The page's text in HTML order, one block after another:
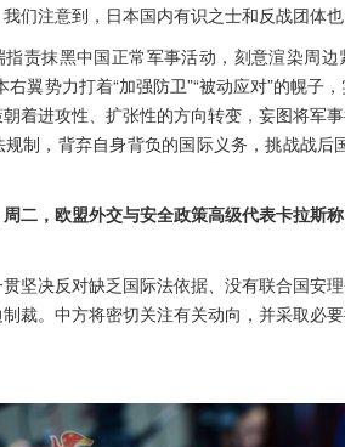
们注意到，日本国内有识之士和反战团体
指责抹黑中国正常军事活动，刻意渲染周
右翼势力打着“加强防卫”“被动应对”的幌
着进攻性、扩张性的方向转变，妄图将军
制，背弃自身背负的国际义务，挑战战
二，欧盟外交与安全政策高级代表卡拉斯
坚决反对缺乏国际法依据、没有联合国安
裁。中方将密切关注有关动向，并采取必